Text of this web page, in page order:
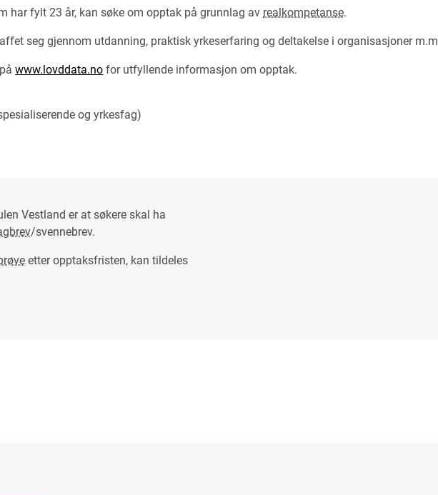
har fylt 23 år, kan søke om opptak på grunnlag av realkompetanse.
seg gjennom utdanning, praktisk yrkeserfaring og deltakelse i organisasjoner
påwww.lovddata.no for utfyllende informasjon om opptak.
og yrkesfag)
Vestland er at søkere skal ha
/svennebrev.
etter opptaksfristen, kan tildeles